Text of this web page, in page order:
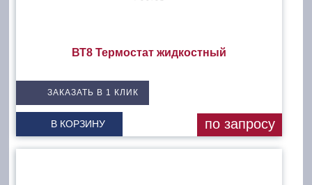
ВТ8 Термостат жидкостный
ЗАКАЗАТЬ В 1 КЛИК
В КОРЗИНУ по запросу